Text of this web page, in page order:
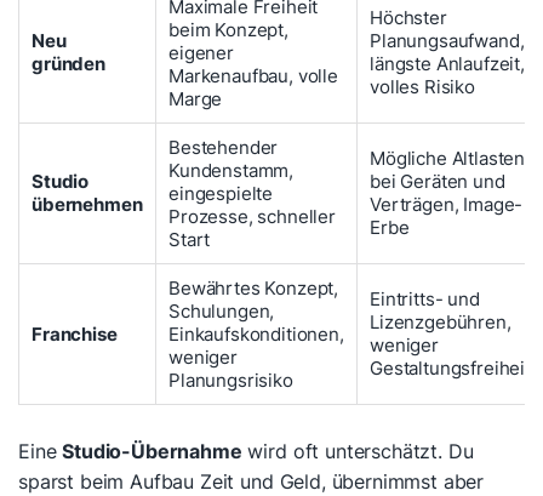
Neu
gründen
Maximale Freiheit
beim Konzept,
eigener
Markenaufbau, volle
Marge
Höchster
Planungsaufwand,
längste Anlaufzeit,
volles Risiko
Studio
übernehmen
Bestehender
Kundenstamm,
eingespielte
Prozesse, schneller
Start
Mögliche Altlasten
bei Geräten und
Verträgen, Image-
Erbe
Franchise
Bewährtes Konzept,
Schulungen,
Einkaufskonditionen,
weniger
Planungsrisiko
Eintritts- und
Lizenzgebühren,
weniger
Gestaltungsfreiheit
EineStudio-Übernahme wird oft unterschätzt. Du
sparst beim Aufbau Zeit und Geld, übernimmst aber